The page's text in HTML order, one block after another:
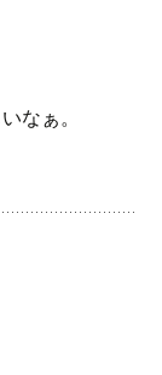
なぁ。